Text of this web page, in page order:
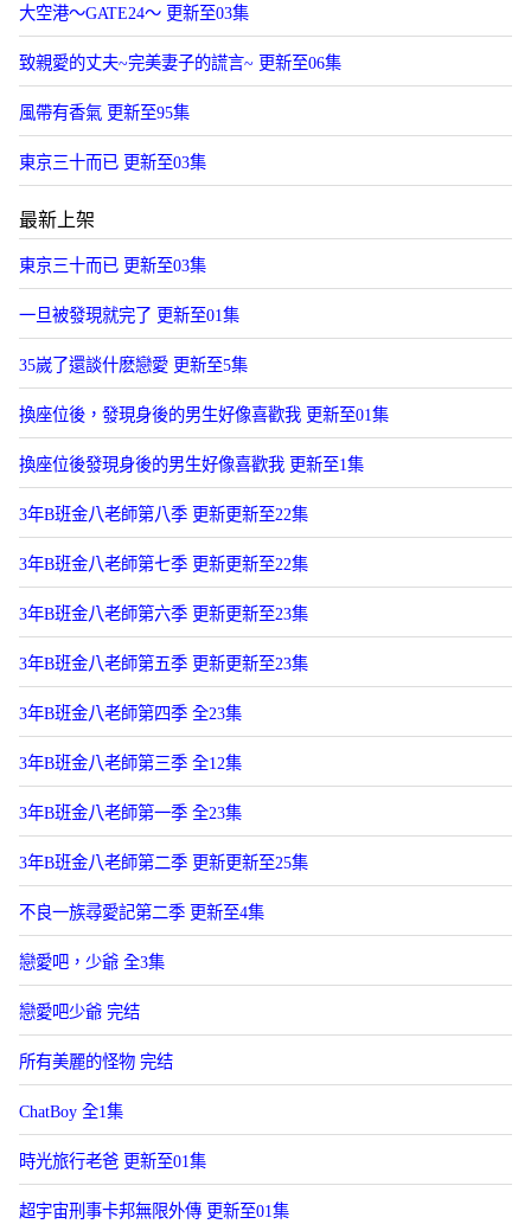
大空港～GATE24～ 更新至03集
致親愛的丈夫~完美妻子的謊言~ 更新至06集
風帶有香氣 更新至95集
東京三十而已 更新至03集
最新上架
東京三十而已 更新至03集
一旦被發現就完了 更新至01集
35嵗了還談什麽戀愛 更新至5集
換座位後，發現身後的男生好像喜歡我 更新至01集
換座位後發現身後的男生好像喜歡我 更新至1集
3年B班金八老師第八季 更新更新至22集
3年B班金八老師第七季 更新更新至22集
3年B班金八老師第六季 更新更新至23集
3年B班金八老師第五季 更新更新至23集
3年B班金八老師第四季 全23集
3年B班金八老師第三季 全12集
3年B班金八老師第一季 全23集
3年B班金八老師第二季 更新更新至25集
不良一族尋愛記第二季 更新至4集
戀愛吧，少爺 全3集
戀愛吧少爺 完结
所有美麗的怪物 完结
ChatBoy 全1集
時光旅行老爸 更新至01集
超宇宙刑事卡邦無限外傳 更新至01集